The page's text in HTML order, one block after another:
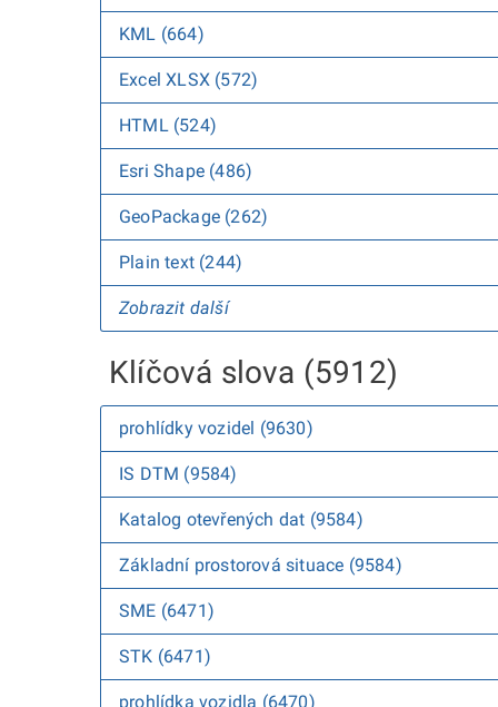
KML (664)
Excel XLSX (572)
HTML (524)
Esri Shape (486)
GeoPackage (262)
Plain text (244)
Zobrazit další
Klíčová slova (5912)
prohlídky vozidel (9630)
IS DTM (9584)
Katalog otevřených dat (9584)
Základní prostorová situace (9584)
SME (6471)
STK (6471)
prohlídka vozidla (6470)